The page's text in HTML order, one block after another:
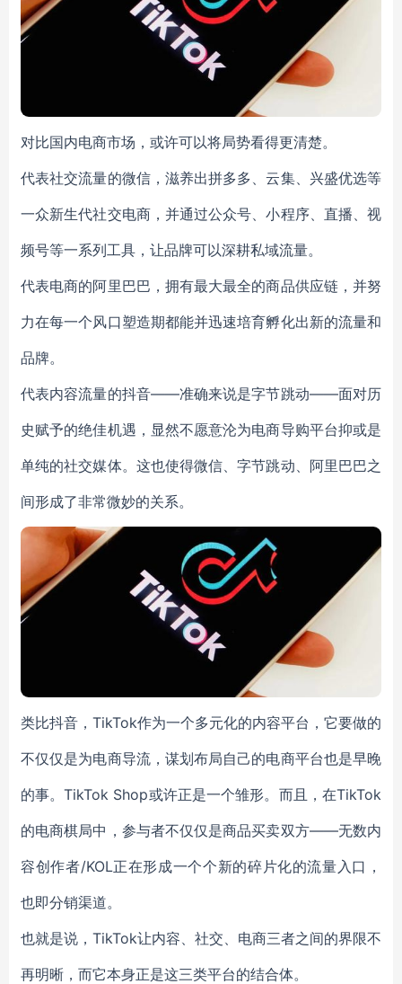
对比国内电商市场，或许可以将局势看得更清楚。
代表社交流量的微信，滋养出拼多多、云集、兴盛优选等
一众新生代社交电商，并通过公众号、小程序、直播、视
频号等一系列工具，让品牌可以深耕私域流量。
代表电商的阿里巴巴，拥有最大最全的商品供应链，并努
力在每一个风口塑造期都能并迅速培育孵化出新的流量和
品牌。
代表内容流量的抖音——准确来说是字节跳动——面对历
史赋予的绝佳机遇，显然不愿意沦为电商导购平台抑或是
单纯的社交媒体。这也使得微信、字节跳动、阿里巴巴之
间形成了非常微妙的关系。
类比抖音，TikTok作为一个多元化的内容平台，它要做的
不仅仅是为电商导流，谋划布局自己的电商平台也是早晚
的事。TikTok Shop或许正是一个雏形。而且，在TikTok
的电商棋局中，参与者不仅仅是商品买卖双方——无数内
容创作者/KOL正在形成一个个新的碎片化的流量入口，
也即分销渠道。
也就是说，TikTok让内容、社交、电商三者之间的界限不
再明晰，而它本身正是这三类平台的结合体。